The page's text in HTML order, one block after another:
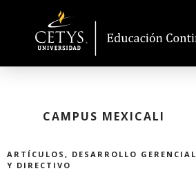
CAMPUS MEXICALI
ARTÍCULOS , DESARROLLO GERENCIAL
Y DIRECTIVO